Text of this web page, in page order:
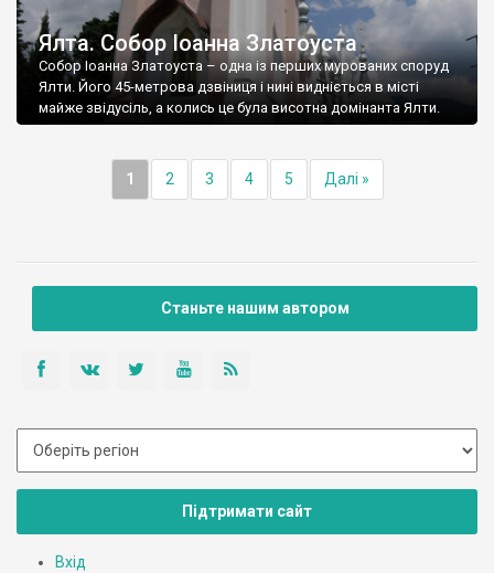
Ялта. Собор Іоанна Златоуста
Собор Іоанна Златоуста – одна із перших мурованих споруд
Ялти. Його 45-метрова дзвіниця і нині видніється в місті
майже звідусіль, а колись це була висотна домінанта Ялти.
1 2 3 4 5 Далі »
Станьте нашим автором
Підтримати сайт
Вхід